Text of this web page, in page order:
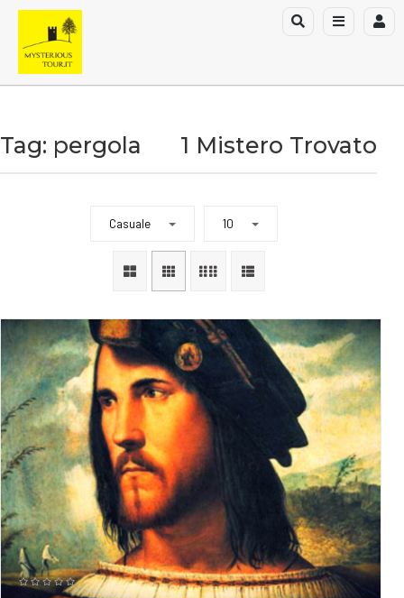
Tag: pergola 1 Mistero Trovato
Casuale 10